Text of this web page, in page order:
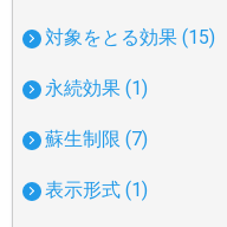
対象をとる効果 (15)
永続効果 (1)
蘇生制限 (7)
表示形式 (1)